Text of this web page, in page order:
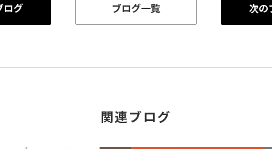
ログ ブログ一覧 次の
関連ブログ